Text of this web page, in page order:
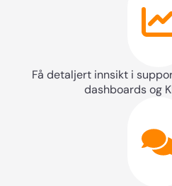
Få detaljert innsikt i
dashboards og